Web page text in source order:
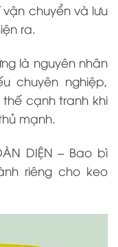
vận chuyển và lưu
ra.
là nguyên nhân
chuyên nghiệp,
cạnh tranh khi
mạnh.
DIỆN – Bao bì
riêng cho keo